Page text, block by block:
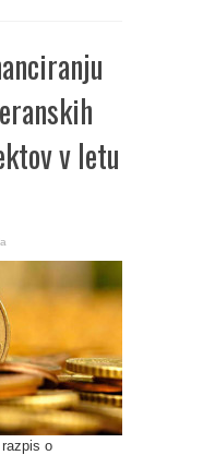
v letu
o